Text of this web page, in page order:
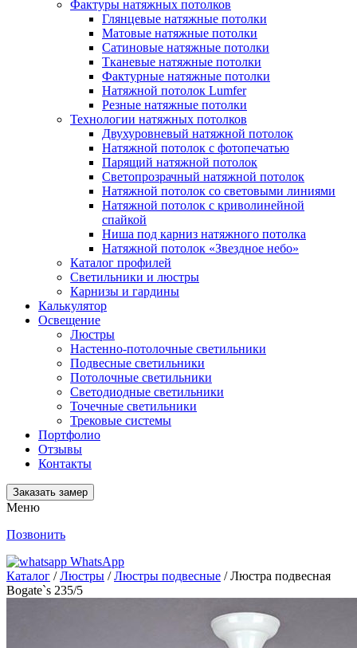
Фактуры натяжных потолков
Глянцевые натяжные потолки
Матовые натяжные потолки
Сатиновые натяжные потолки
Тканевые натяжные потолки
Фактурные натяжные потолки
Натяжной потолок Lumfer
Резные натяжные потолки
Технологии натяжных потолков
Двухуровневый натяжной потолок
Натяжной потолок с фотопечатью
Парящий натяжной потолок
Светопрозрачный натяжной потолок
Натяжной потолок со световыми линиями
Натяжной потолок с криволинейной
спайкой
Ниша под карниз натяжного потолка
Натяжной потолок «Звездное небо»
Каталог профилей
Светильники и люстры
Карнизы и гардины
Калькулятор
Освещение
Люстры
Настенно-потолочные светильники
Подвесные светильники
Потолочные светильники
Светодиодные светильники
Точечные светильники
Трековые системы
Портфолио
Отзывы
Контакты
Заказать замер
Меню
Позвонить
WhatsApp
Каталог /Люстры /Люстры подвесные / Люстра подвесная
Bogate`s 235/5